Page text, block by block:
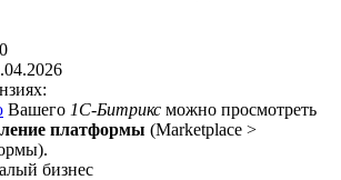
Вашего 1С-Битрикс можно просмотреть
платформы (Marketplace >
).
бизнес